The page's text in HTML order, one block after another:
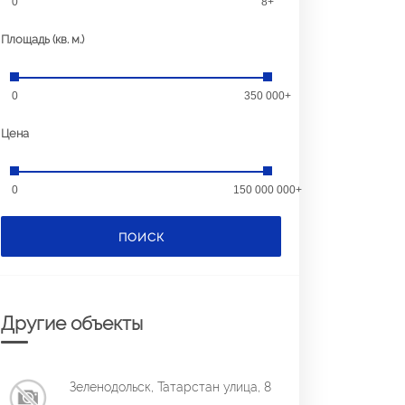
Площадь (кв. м.)
0 350 000+
Цена
0 150 000 000+
ПОИСК
Другие объекты
Зеленодольск, Татарстан улица, 8